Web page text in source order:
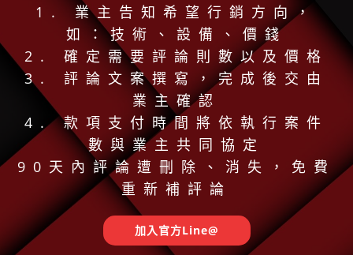
1. 業主告知希望行銷方向，
如：技術、設備、價錢
2. 確定需要評論則數以及價格
3. 評論文案撰寫，完成後交由
業主確認
4. 款項支付時間將依執行案件
數與業主共同協定
90天內評論遭刪除、消失，免費
重新補評論
加入官方Line@